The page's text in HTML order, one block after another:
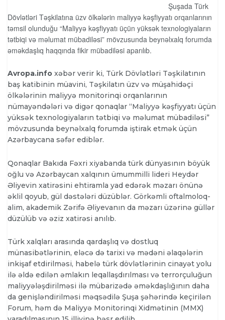
Şuşada Türk
Dövlətləri Təşkilatına üzv ölkələrin maliyyə kəşfiyyatı orqanlarının
təmsil olunduğu “Maliyyə kəşfiyyatı üçün yüksək texnologiyaların
tətbiqi və məlumat mübadiləsi” mövzusunda beynəlxalq forumda
əməkdaşlıq haqqında fikir mübadiləsi aparılıb.
Avropa.info xəbər verir ki, Türk Dövlətləri Təşkilatının
baş katibinin müavini, Təşkilatın üzv və müşahidəçi
ölkələrinin maliyyə monitorinqi orqanlarının
nümayəndələri və digər qonaqlar “Maliyyə kəşfiyyatı üçün
yüksək texnologiyaların tətbiqi və məlumat mübadiləsi”
mövzusunda beynəlxalq forumda iştirak etmək üçün
Azərbaycana səfər ediblər.
Qonaqlar Bakıda Fəxri xiyabanda türk dünyasının böyük
oğlu və Azərbaycan xalqının ümummilli lideri Heydər
Əliyevin xatirəsini ehtiramla yad edərək məzarı önünə
əklil qoyub, gül dəstələri düzüblər. Görkəmli oftalmoloq-
alim, akademik Zərifə Əliyevanın da məzarı üzərinə güllər
düzülüb və əziz xatirəsi anılıb.
Türk xalqları arasında qardaşlıq və dostluq
münasibətlərinin, eləcə də tarixi və mədəni əlaqələrin
inkişaf etdirilməsi, habelə türk dövlətlərinin cinayət yolu
ilə əldə edilən əmlakın leqallaşdırılması və terrorçuluğun
maliyyələşdirilməsi ilə mübarizədə əməkdaşlığının daha
da genişləndirilməsi məqsədilə Şuşa şəhərində keçirilən
Forum, həm də Maliyyə Monitorinqi Xidmətinin (MMX)